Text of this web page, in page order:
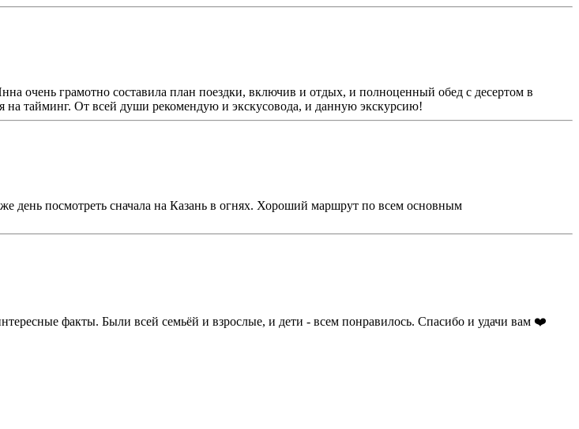
очень грамотно составила план поездки, включив и отдых, и полноценный обед с десертом в
на тайминг. От всей души рекомендую и экскусовода, и данную экскурсию!
день посмотреть сначала на Казань в огнях. Хороший маршрут по всем основным
факты. Были всей семьёй и взрослые, и дети - всем понравилось. Спасибо и удачи вам ❤️